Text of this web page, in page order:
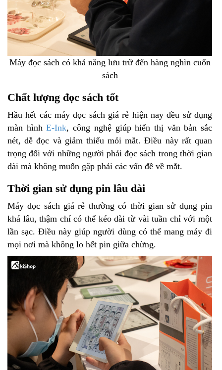
Máy đọc sách có khả năng lưu trữ đến hàng nghìn cuốn
sách
Chất lượng đọc sách tốt
Hầu hết các máy đọc sách giá rẻ hiện nay đều sử dụng
màn hìnhE-Ink, công nghệ giúp hiển thị văn bản sắc
nét, dễ đọc và giảm thiểu mỏi mắt. Điều này rất quan
trọng đối với những người phải đọc sách trong thời gian
dài mà không muốn gặp phải các vấn đề về mắt.
Thời gian sử dụng pin lâu dài
Máy đọc sách giá rẻ thường có thời gian sử dụng pin
khá lâu, thậm chí có thể kéo dài từ vài tuần chỉ với một
lần sạc. Điều này giúp người dùng có thể mang máy đi
mọi nơi mà không lo hết pin giữa chừng.